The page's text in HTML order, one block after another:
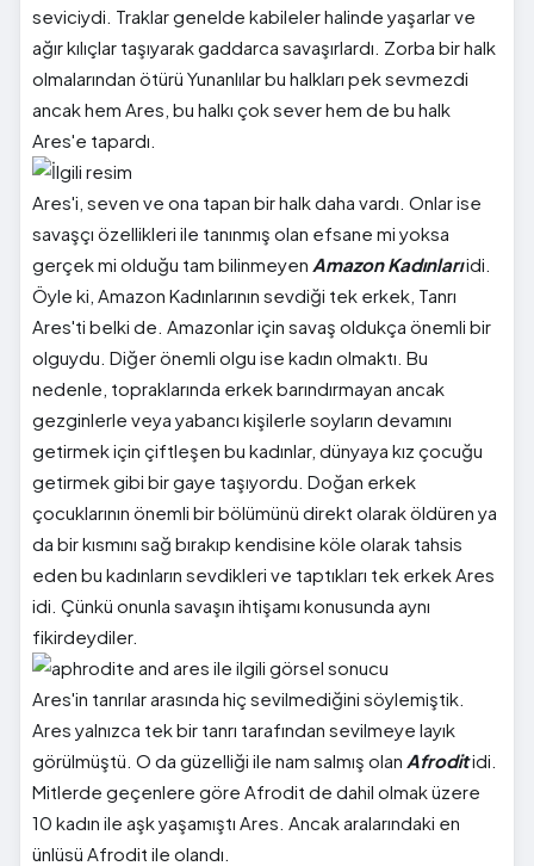
seviciydi. Traklar genelde kabileler halinde yaşarlar ve
ağır kılıçlar taşıyarak gaddarca savaşırlardı. Zorba bir halk
olmalarından ötürü Yunanlılar bu halkları pek sevmezdi
ancak hem Ares, bu halkı çok sever hem de bu halk
Ares'e tapardı.
Ares'i, seven ve ona tapan bir halk daha vardı. Onlar ise
savaşçı özellikleri ile tanınmış olan efsane mi yoksa
gerçek mi olduğu tam bilinmeyen Amazon Kadınlarıidi.
Öyle ki, Amazon Kadınlarının sevdiği tek erkek, Tanrı
Ares'ti belki de. Amazonlar için savaş oldukça önemli bir
olguydu. Diğer önemli olgu ise kadın olmaktı. Bu
nedenle, topraklarında erkek barındırmayan ancak
gezginlerle veya yabancı kişilerle soyların devamını
getirmek için çiftleşen bu kadınlar, dünyaya kız çocuğu
getirmek gibi bir gaye taşıyordu. Doğan erkek
çocuklarının önemli bir bölümünü direkt olarak öldüren ya
da bir kısmını sağ bırakıp kendisine köle olarak tahsis
eden bu kadınların sevdikleri ve taptıkları tek erkek Ares
idi. Çünkü onunla savaşın ihtişamı konusunda aynı
fikirdeydiler.
Ares'in tanrılar arasında hiç sevilmediğini söylemiştik.
Ares yalnızca tek bir tanrı tarafından sevilmeye layık
görülmüştü. O da güzelliği ile nam salmış olan Afroditidi.
Mitlerde geçenlere göre Afrodit de dahil olmak üzere
10 kadın ile aşk yaşamıştı Ares. Ancak aralarındaki en
ünlüsü Afrodit ile olandı.